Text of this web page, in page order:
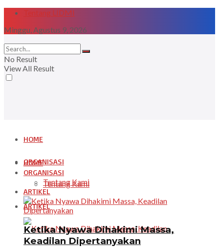
Tentang LIDMI
Minggu, Agustus 9, 2026
No Result
View All Result
HOME
ORGANISASI
Tentang Kami
ARTIKEL
HOME
ORGANISASI
Tentang Kami
ARTIKEL
Ketika Nyawa Dihakimi Massa,
Keadilan Dipertanyakan